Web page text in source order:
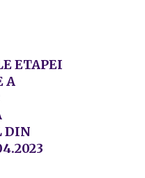
ETAPEI
A
DIN